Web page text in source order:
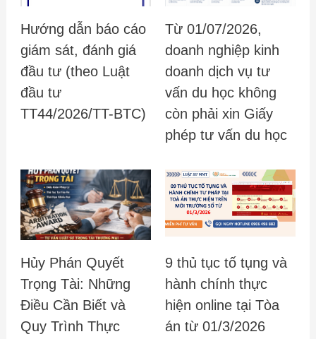
Hướng dẫn báo cáo
giám sát, đánh giá
đầu tư (theo Luật
đầu tư
TT44/2026/TT-BTC)
Từ 01/07/2026,
doanh nghiệp kinh
doanh dịch vụ tư
vấn du học không
còn phải xin Giấy
phép tư vấn du học
Hủy Phán Quyết
Trọng Tài: Những
Điều Cần Biết và
Quy Trình Thực
9 thủ tục tố tụng và
hành chính thực
hiện online tại Tòa
án từ 01/3/2026